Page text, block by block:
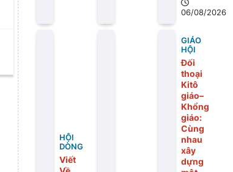
06/08/2026
HỘI
DÒNG
Viết
GIÁO
HỘI
Đối
thoại
Kitô
giáo–
Khổng
giáo:
Cùng
nhau
xây
dựng